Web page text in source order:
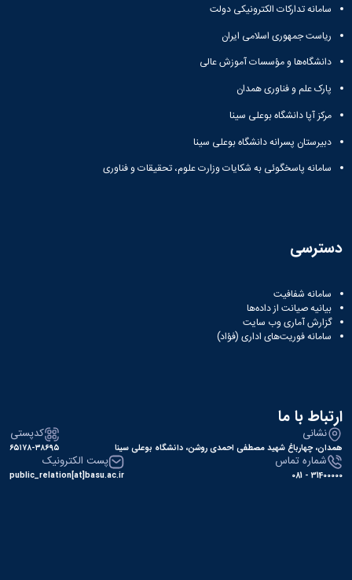
سامانه تدارکات الکترونیکی دولت
ریاست جمهوری اسلامی ایران
دانشگاه‌ها و مؤسسات آموزش عالی
پارک علم و فناوری همدان
مرکز آپا دانشگاه بوعلی سینا
دبیرستان پسرانه دانشگاه بوعلی سینا
سامانه پاسخگوئی به شکایات وزارت علوم، تحقیقات و فناوری
دسترسی
سامانه شفافیت
بیانیه صیانت از داده‌ها
گزارش آماری وب‌ سایت
سامانه فوریت‌های اداری (فؤاد)
ارتباط با ما
نشانی
همدان، چهارباغ شهید مصطفی احمدی روشن، دانشگاه بوعلی سینا
کدپستی
۶۵۱۷۸-۳۸۶۹۵
شماره تماس
31400000 - 081
پست الکترونیک
public_relation[at]basu.ac.ir